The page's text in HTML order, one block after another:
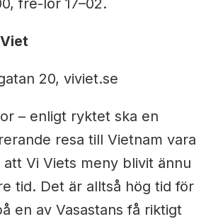
fre-lör 17–02.
20, viviet.se
– enligt ryktet ska en
resa till Vietnam vara
Vi Viets meny blivit ännu
tid. Det är alltså hög tid för
en av Vasastans få riktigt